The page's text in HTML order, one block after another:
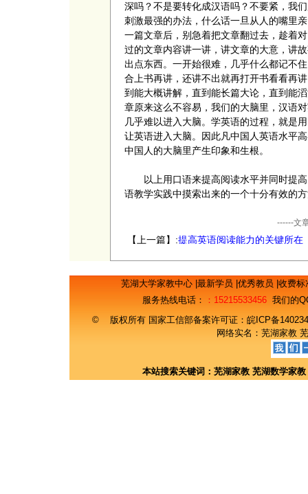
深吗？不是要转化成汉语吗？不要紧，我
刺激最强的办法，什么话一旦从人的嘴里
一篇文章后，别急着把文章翻过去，趁着
过的文章内容讲一讲，讲文章的大意，讲
出点东西。一开始很难，几乎什么都记不
合上书再讲，还讲不出就再打开书看看再
到能大概讲解，直到能长篇大论，直到能
章原来这么不容易，我们的大脑里，汉语
几乎难以进入大脑。学英语的过程，就是
让英语进入大脑。因此凡中国人英语水平
中国人的大脑里产生印象和生根。
以上用口语来提高阅读水平并同时提高
语教学实践中摸索出来的一个十分有效的
------文
【上一篇】:提高英语阅读能力的关键所在
芜湖大学家教中心 最新学员 优秀教员 收费
服务热线电话：
：15215533456 我们的
© 版权所有 国家工信部备案许可证： 皖ICP备
网络实名： 芜湖家教
本站搜索关键词： 芜湖家教 芜湖数学家教